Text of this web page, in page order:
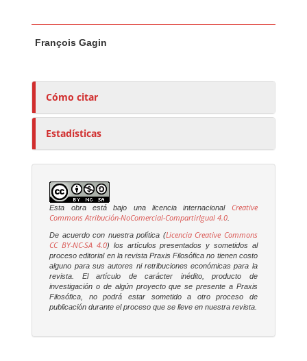
u
o
e
/
a
François Gagin
Cómo citar
Estadísticas
Esta obra está bajo una licencia internacional
Creative
Commons Atribución-NoComercial-CompartirIgual 4.0
De acuerdo con nuestra política (Licencia Creative Commons
CC BY-NC-SA 4.0) los artículos presentados y sometidos al
proceso editorial en la revistaPraxis Filosófica no tienen costo
alguno para sus autores ni retribuciones económicas para la
revista. El artículo de carácter inédito, producto de
investigación o de algún proyecto que se presente a Praxis
Filosófica , no podrá estar sometido a otro proceso de
publicación durante el proceso que se lleve en nuestra revista.